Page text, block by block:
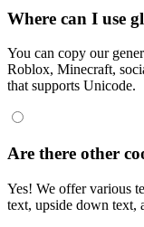
Where can I use
You can copy our
Roblox, Minecraft,
that supports Unicode.
Are there other
Yes! We offer various
text, upside down text,